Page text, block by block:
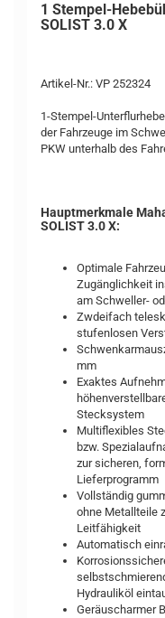
1 Stempel-
SOLIST 3.0 X
Artikel-Nr.: VP 252324
1-Stempel-
der Fahrzeuge im
PKW unterhalb des
Hauptmerkmale
SOLIST 3.0 X:
Optimale
Zugänglichkeit
am Schweller-
Zwdeifach
stufenlosen
mm
Exaktes
Stecksystem
Multiflexibles
bzw.
zur sicheren,
Lieferprogramm
Vollständig
ohne Metallteile
Leitfähigkeit
Automatisch
Hydrauliköl
Geräuscharmer